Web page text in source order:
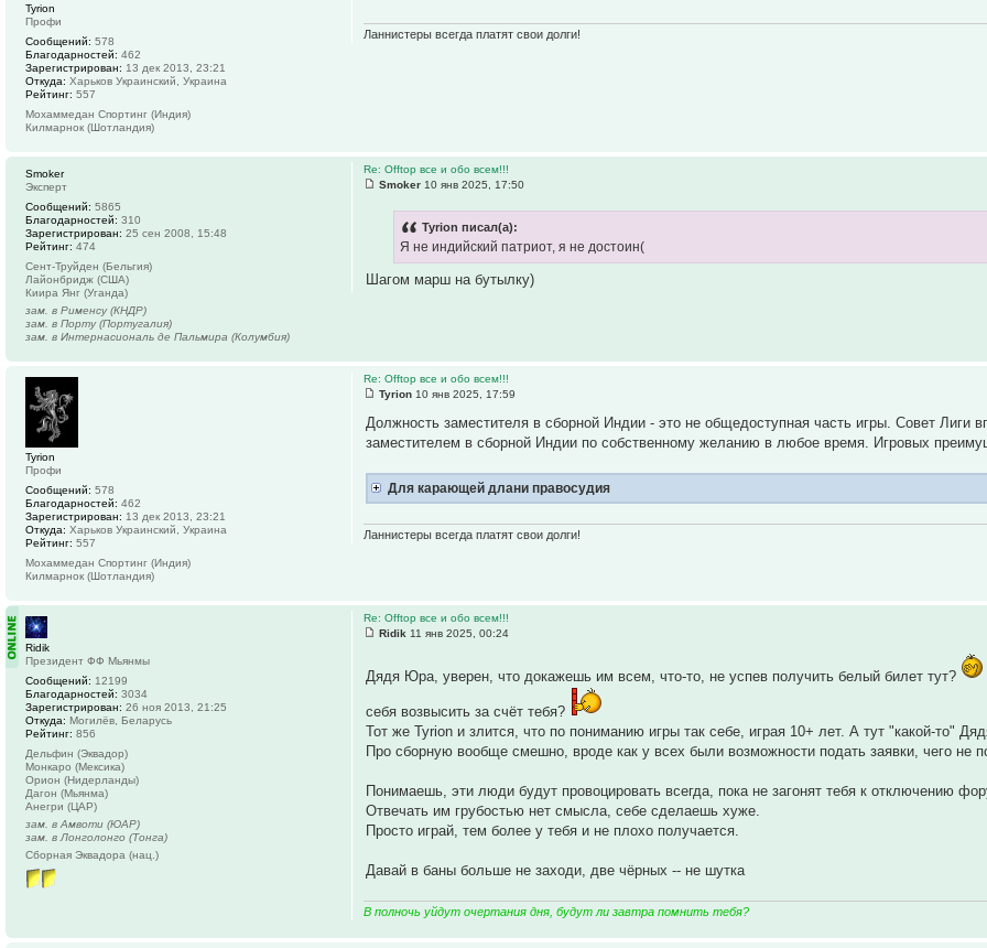
Ланнистеры всегда платят свои долги!
Tyrion
Профи
Сообщений: 578
Благодарностей: 462
Зарегистрирован: 13 дек 2013, 23:21
Откуда: Харьков Украинский, Украина
Рейтинг: 557
Мохаммедан Спортинг (Индия)
Килмарнок (Шотландия)
Re: Offtop все и обо всем!!!
Smoker 10 янв 2025, 17:50
Tyrion писал(а):
Я не индийский патриот, я не достоин(
Шагом марш на бутылку)
Smoker
Эксперт
Сообщений: 5865
Благодарностей: 310
Зарегистрирован: 25 сен 2008, 15:48
Рейтинг: 474
Сент-Труйден (Бельгия)
Лайонбридж (США)
Киира Янг (Уганда)
зам. в Рименсу (КНДР)
зам. в Порту (Португалия)
зам. в Интернасиональ де Пальмира (Колумбия)
Re: Offtop все и обо всем!!!
Tyrion 10 янв 2025, 17:59
Должность заместителя в сборной Индии - это не общедоступная часть игры. Совет
заместителем в сборной Индии по собственному желанию в любое время. Игровых
Для карающей длани правосудия
Ланнистеры всегда платят свои долги!
Tyrion
Профи
Сообщений: 578
Благодарностей: 462
Зарегистрирован: 13 дек 2013, 23:21
Откуда: Харьков Украинский, Украина
Рейтинг: 557
Мохаммедан Спортинг (Индия)
Килмарнок (Шотландия)
Re: Offtop все и обо всем!!!
Ridik 11 янв 2025, 00:24
Дядя Юра, уверен, что докажешь им всем, что-то, не успев получить белый билет тут?
себя возвысить за счёт тебя?
Тот же Tyrion и злится, что по пониманию игры так себе, играя 10+ лет. А тут "какой-то"
Про сборную вообще смешно, вроде как у всех были возможности подать заявки, чего не
Понимаешь, эти люди будут провоцировать всегда, пока не загонят тебя к отключению
Отвечать им грубостью нет смысла, себе сделаешь хуже.
Просто играй, тем более у тебя и не плохо получается.
Давай в баны больше не заходи, две чёрных -- не шутка
В полночь уйдут очертания дня, будут ли завтра помнить тебя?
Ridik
Президент ФФ Мьянмы
Сообщений: 12199
Благодарностей: 3034
Зарегистрирован: 26 ноя 2013, 21:25
Откуда: Могилёв, Беларусь
Рейтинг: 856
Дельфин (Эквадор)
Монкаро (Мексика)
Орион (Нидерланды)
Дагон (Мьянма)
Анегри (ЦАР)
зам. в Амвоти (ЮАР)
зам. в Лонголонго (Тонга)
Сборная Эквадора (нац.)